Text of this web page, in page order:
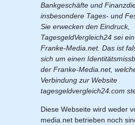
Bankgeschäfte und
insbesondere Tages- und
Sie erwecken den Eindruck,
TagesgeldVergleich24 sei
Franke-Media.net. Das ist
sich um einen
der Franke-Media.net,
Verbindung zur Website
tagesgeldvergleich24.com
Diese Webseite wird weder
media.net betrieben noch